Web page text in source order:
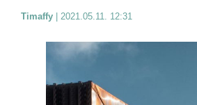
Timaffy 2021.05.11. 12:31